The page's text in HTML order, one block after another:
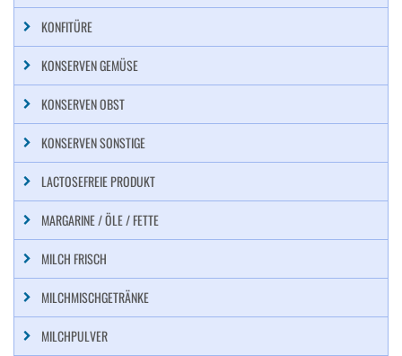
KONFITÜRE
KONSERVEN GEMÜSE
KONSERVEN OBST
KONSERVEN SONSTIGE
LACTOSEFREIE PRODUKT
MARGARINE / ÖLE / FETTE
MILCH FRISCH
MILCHMISCHGETRÄNKE
MILCHPULVER